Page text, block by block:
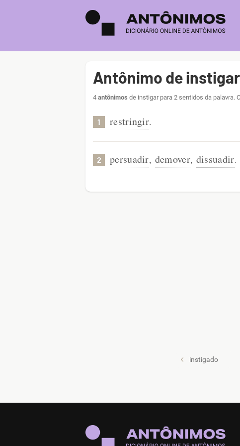
Antônimo de instigar
4 antônimos de instigar para 2 sentidos da palavra.
1 restringir.
2 persuadir, demover, dissuadir.
instigado